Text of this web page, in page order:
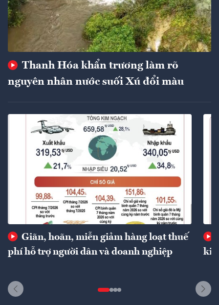
Thanh Hóa khẩn trương làm rõ
nguyên nhân nước suối Xú đổi màu
Giãn, hoãn, miễn giảm hàng loạt thuế
phí hỗ trợ người dân và doanh nghiệp